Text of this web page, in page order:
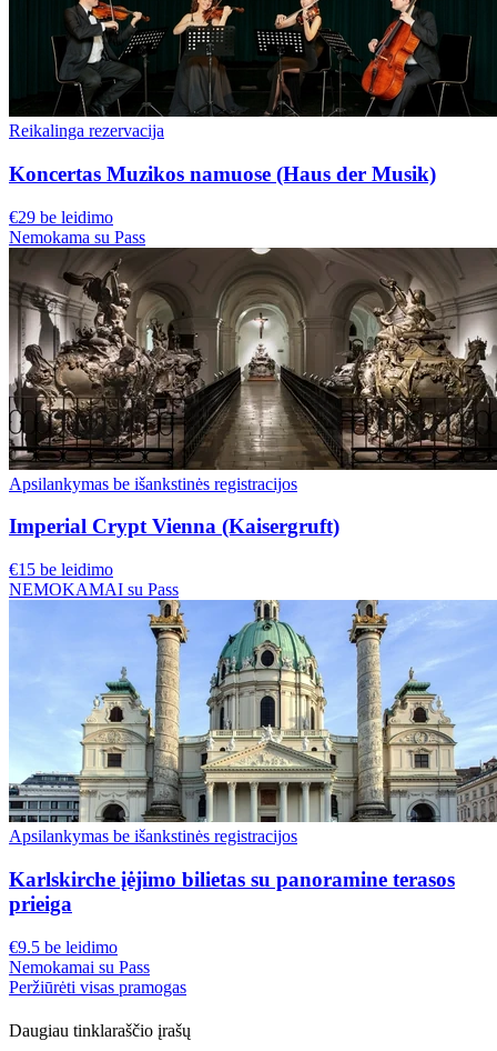
Reikalinga rezervacija
Koncertas Muzikos namuose (Haus der Musik)
€29 be leidimo
Nemokama su Pass
Apsilankymas be išankstinės registracijos
Imperial Crypt Vienna (Kaisergruft)
€15 be leidimo
NEMOKAMAI su Pass
Apsilankymas be išankstinės registracijos
Karlskirche įėjimo bilietas su panoramine terasos
prieiga
€9.5 be leidimo
Nemokamai su Pass
Peržiūrėti visas pramogas
Daugiau tinklaraščio įrašų